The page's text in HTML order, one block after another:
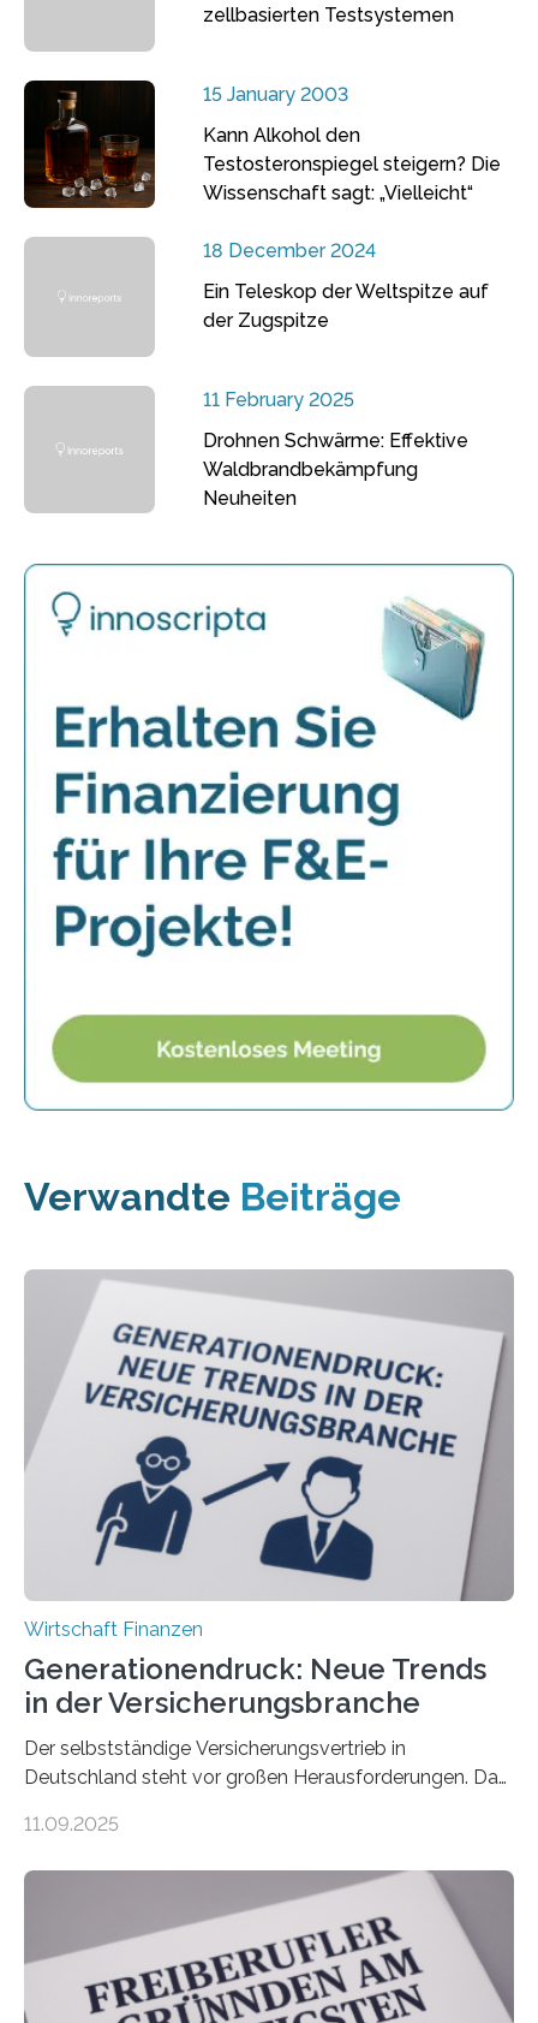
zellbasierten Testsystemen
15 January 2003
Kann Alkohol den
Testosteronspiegel steigern? Die
Wissenschaft sagt: „Vielleicht“
18 December 2024
Ein Teleskop der Weltspitze auf
der Zugspitze
11 February 2025
Drohnen Schwärme: Effektive
Waldbrandbekämpfung
Neuheiten
Verwandte Beiträge
Wirtschaft Finanzen
Generationendruck: Neue Trends
in der Versicherungsbranche
Der selbstständige Versicherungsvertrieb in
Deutschland steht vor großen Herausforderungen. Das
Dr. Matthias Beenken und Prof. Dr. Lukas Linnenbrink
Bundesverbands Deutscher Versicherungskaufleute e.V.
durchgeführt haben. Die Studie basiert auf den
Antworten von 1.440 selbstständigen
Versicherungsvertreter*innen und -makler*innen. Ein
Ergebnis: Deutlich mehr als die Hälfte der Befragten ist
11.09.2025